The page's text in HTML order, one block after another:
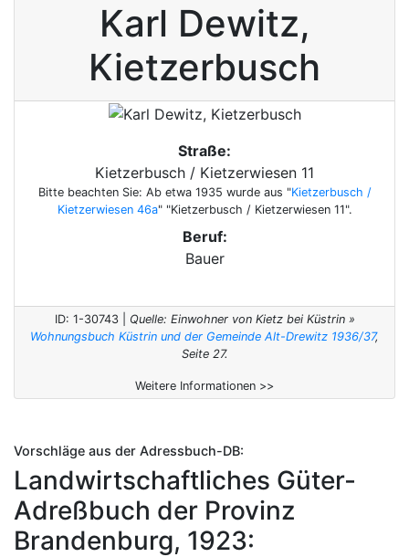
Karl Dewitz,
Kietzerbusch
Straße:
Kietzerbusch / Kietzerwiesen 11
Bitte beachten Sie: Ab etwa 1935 wurde aus "Kietzerbusch /
Kietzerwiesen 46a" "Kietzerbusch / Kietzerwiesen 11".
Beruf:
Bauer
ID: 1-30743 | Quelle: Einwohner von Kietz bei Küstrin »
Wohnungsbuch Küstrin und der Gemeinde Alt-Drewitz 1936/37,
Seite 27.
Weitere Informationen >>
Vorschläge aus der Adressbuch-DB:
Landwirtschaftliches Güter-
Adreßbuch der Provinz
Brandenburg, 1923: